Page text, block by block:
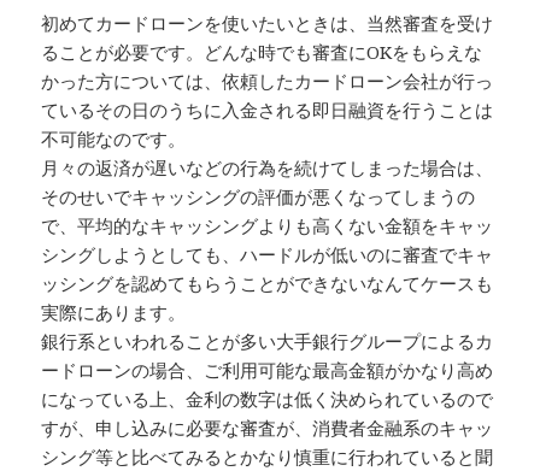
初めてカードローンを使いたいときは、当然審査を受け
ることが必要です。どんな時でも審査にOKをもらえな
かった方については、依頼したカードローン会社が行っ
ているその日のうちに入金される即日融資を行うことは
不可能なのです。
月々の返済が遅いなどの行為を続けてしまった場合は、
そのせいでキャッシングの評価が悪くなってしまうの
で、平均的なキャッシングよりも高くない金額をキャッ
シングしようとしても、ハードルが低いのに審査でキャ
ッシングを認めてもらうことができないなんてケースも
実際にあります。
銀行系といわれることが多い大手銀行グループによるカ
ードローンの場合、ご利用可能な最高金額がかなり高め
になっている上、金利の数字は低く決められているので
すが、申し込みに必要な審査が、消費者金融系のキャッ
シング等と比べてみるとかなり慎重に行われていると聞